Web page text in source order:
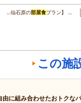
…仙石原の部屋食プラン】 …
この施
由に組み合わせたおトクな